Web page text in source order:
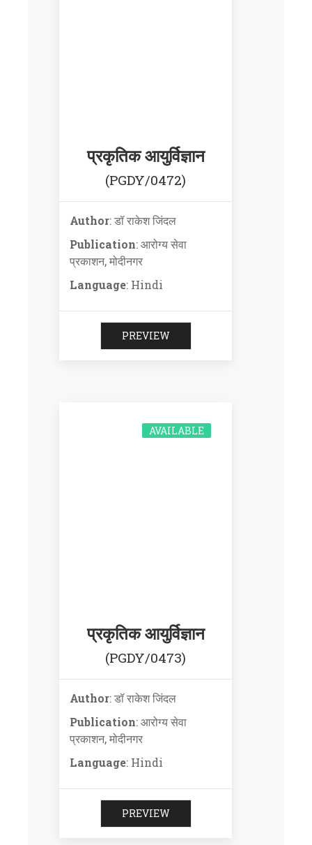
प्रकृतिक आयुर्विज्ञान
(PGDY/0472)
Author: डॉ राकेश जिंदल
Publication: आरोग्य सेवा
प्रकाशन, मोदीनगर
Language: Hindi
PREVIEW
प्रकृतिक आयुर्विज्ञान
(PGDY/0473)
AVAILABLE
Author: डॉ राकेश जिंदल
Publication: आरोग्य सेवा
प्रकाशन, मोदीनगर
Language: Hindi
PREVIEW